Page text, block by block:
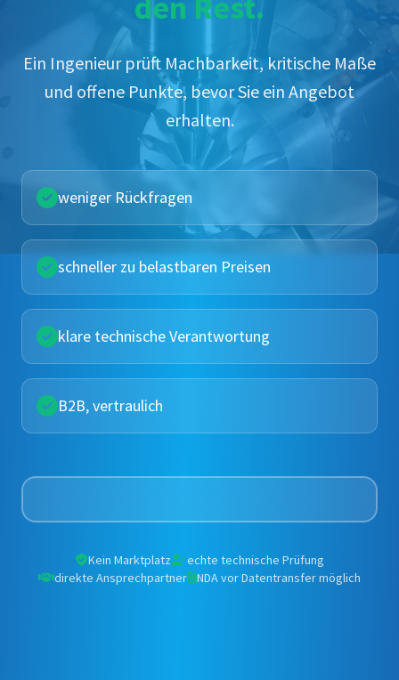
Ein Ingenieur prüft Machbarkeit, kritische Maße
und offene Punkte, bevor Sie ein Angebot
erhalten.
weniger Rückfragen
schneller zu belastbaren Preisen
klare technische Verantwortung
B2B, vertraulich
Kein Marktplatz
echte technische Prüfung
direkte Ansprechpartner
NDA vor Datentransfer möglich